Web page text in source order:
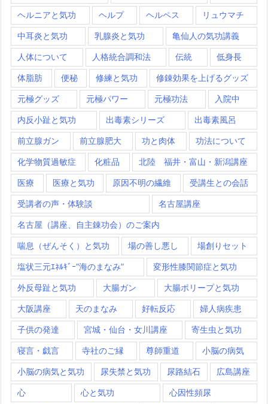
ヘルニアと気功 ヘルプ ヘルペス リュウマチ
中耳炎と気功 乳腺炎と気功 亀仙人の気功講義
人体について 人格統合調和法 伝統 低身長
体脂肪 便秘 修練と気功 修錬効果を上げるグッズ
元極グッズ 元極パワー 元極功法 入院中
内反小趾と気功 出毒素シリーズ 出毒素風呂
前立腺ガン 前立腺肥大 功と肉体 功法について
化学物質過敏症 化粧品 北陸 福井・富山・新潟講座
医療 医療と気功 原因不明の繊維 受講生との会話
受講者の声・体験談 名古屋講座
名古屋（講座、自主錬功会）のご案内
喘息（ぜんそく）と気功 場の善し悪し 場創りセット
塩状三元ｴﾈﾙｷﾞｰ”海のまなみ” 変形性膝関節症と気功
外反母趾と気功 大腸ガン 大腸ポリープと気功
大阪講座 天のまなみ 好転反応 婦人病疾患
子供の発達 宮城・仙台・女川講座 寄生虫と気功
寝言・戯言 寺社のご縁 尊師重道 小脳の病気
小脳の病気と気功 尿失禁と気功 尿路結石 広島講座
心 心と気功 心因性頻尿